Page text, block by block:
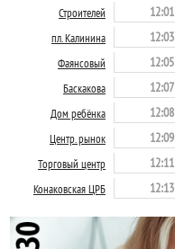
Строителей 12:01
пл. Калинина 12:03
Фаянсовый 12:05
Баскакова 12:07
Дом ребёнка 12:08
Центр. рынок 12:09
Торговый центр 12:11
Конаковская ЦРБ 12:13